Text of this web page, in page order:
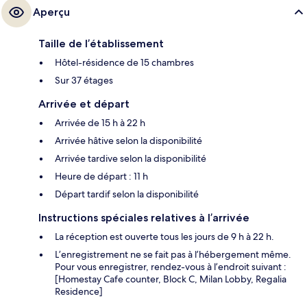
Aperçu
Taille de l’établissement
Hôtel-résidence de 15 chambres
Sur 37 étages
Arrivée et départ
Arrivée de 15 h à 22 h
Arrivée hâtive selon la disponibilité
Arrivée tardive selon la disponibilité
Heure de départ : 11 h
Départ tardif selon la disponibilité
Instructions spéciales relatives à l’arrivée
La réception est ouverte tous les jours de 9 h à 22 h.
L’enregistrement ne se fait pas à l’hébergement même.
Pour vous enregistrer, rendez-vous à l’endroit suivant :
[Homestay Cafe counter, Block C, Milan Lobby, Regalia
Residence]